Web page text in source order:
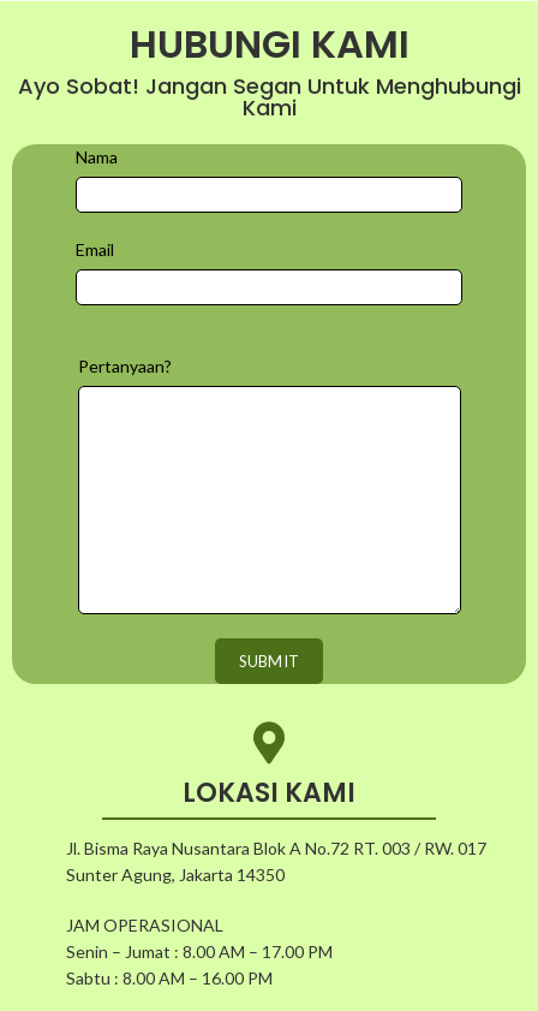
HUBUNGI KAMI
Ayo Sobat! Jangan Segan Untuk Menghubungi
Kami
Nama
Email
Pertanyaan?
LOKASI KAMI
Jl. Bisma Raya Nusantara Blok A No.72 RT. 003 / RW. 017
Sunter Agung, Jakarta 14350
JAM OPERASIONAL
Senin – Jumat : 8.00 AM – 17.00 PM
Sabtu : 8.00 AM – 16.00 PM